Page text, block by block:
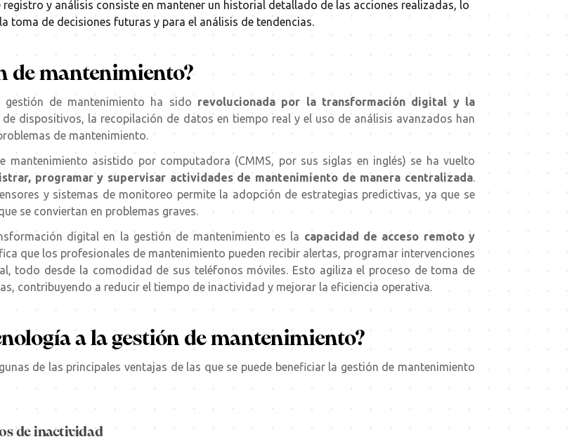
y análisis consiste en mantener un historial detallado de las acciones realizadas, lo
toma de decisiones futuras y para el análisis de tendencias.
de mantenimiento?
de mantenimiento ha sido revolucionada por la transformación digital y la
de dispositivos, la recopilación de datos en tiempo real y el uso de análisis avanzados han
de mantenimiento.
mantenimiento asistido por computadora (CMMS, por sus siglas en inglés) se ha vuelto
programar y supervisar actividades de mantenimiento de manera centralizada.
y sistemas de monitoreo permite la adopción de estrategias predictivas, ya que se
se conviertan en problemas graves.
digital en la gestión de mantenimiento es la capacidad de acceso remoto y
que los profesionales de mantenimiento pueden recibir alertas, programar intervenciones
todo desde la comodidad de sus teléfonos móviles. Esto agiliza el proceso de toma de
contribuyendo a reducir el tiempo de inactividad y mejorar la eficiencia operativa.
a la gestión de mantenimiento?
de las principales ventajas de las que se puede beneficiar la gestión de mantenimiento
de inactividad